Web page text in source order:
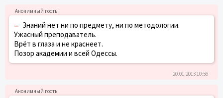
– Знаний нет ни по предмету, ни по методологии.
Ужасный преподаватель.
Врёт в глаза и не краснеет.
Позор академии и всей Одессы.
20.01.2013 10:56